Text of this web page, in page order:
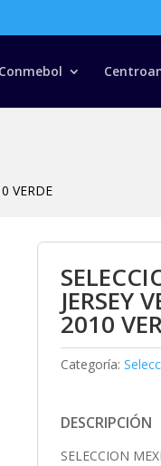
Conmebol
Búsqueda
productos
VERDE
JERSEY
2010
Categoría:
DESCRIPCIÓN
SELECCION